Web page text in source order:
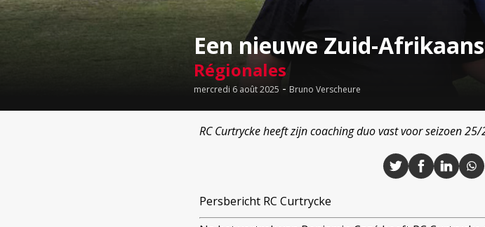
Een nieuwe Zuid-
Régionales
mercredi 6 août 2025 - Bruno Verscheure
RC Curtrycke heeft zijn coaching duo vast voor seizoen 25/
Persbericht RC Curtrycke